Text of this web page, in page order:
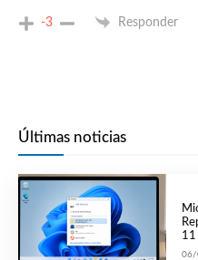
-3 Responder
Últimas noticias
11
06/